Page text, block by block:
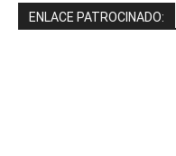
ENLACE PATROCINADO: